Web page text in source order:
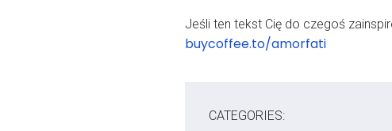
Jeśli ten tekst Cię do czegoś
buycoffee.to/amorfati
CATEGORIES: